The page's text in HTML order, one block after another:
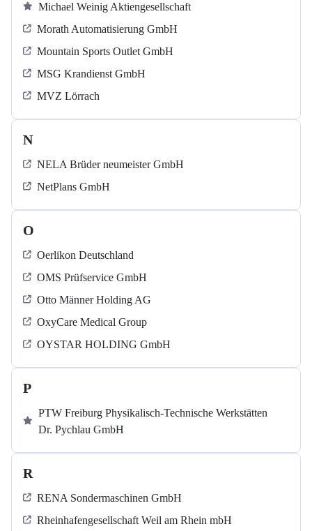
Michael Weinig Aktiengesellschaft
Morath Automatisierung GmbH
Mountain Sports Outlet GmbH
MSG Krandienst GmbH
MVZ Lörrach
N
NELA Brüder neumeister GmbH
NetPlans GmbH
O
Oerlikon Deutschland
OMS Prüfservice GmbH
Otto Männer Holding AG
OxyCare Medical Group
OYSTAR HOLDING GmbH
P
PTW Freiburg Physikalisch-Technische Werkstätten
Dr. Pychlau GmbH
R
RENA Sondermaschinen GmbH
Rheinhafengesellschaft Weil am Rhein mbH